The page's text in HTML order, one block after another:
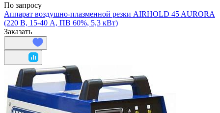
По запросу
Аппарат воздушно-плазменной резки AIRHOLD 45 AURORA
(220 В, 15-40 А, ПВ 60%, 5,3 кВт)
Заказать